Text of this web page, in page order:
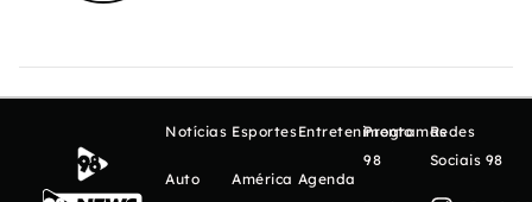
Notícias
Auto
Esportes
América
Entretenimento
Agenda
Programas
98
Redes
Sociais 98